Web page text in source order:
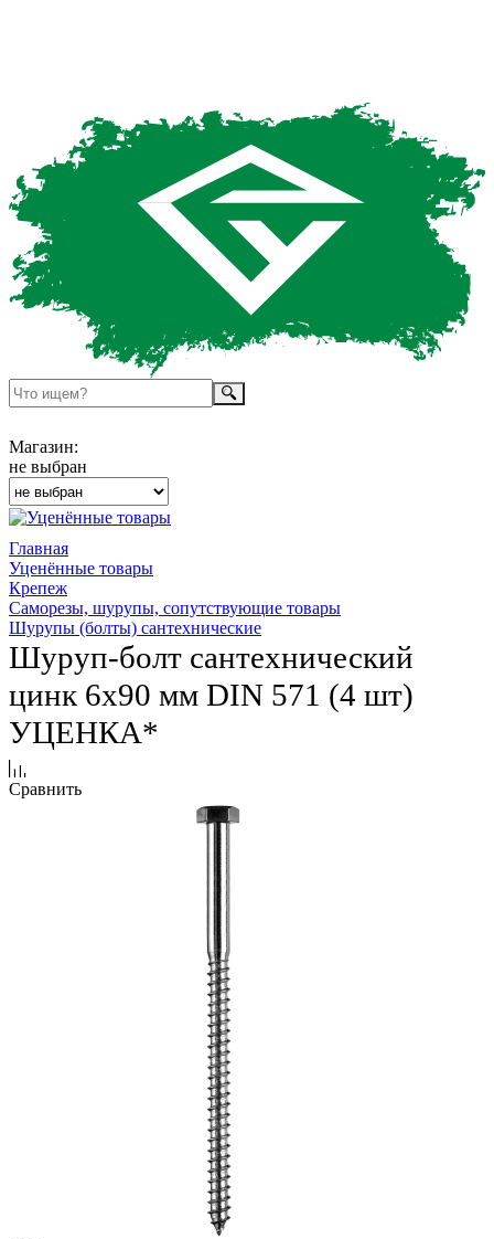
Магазин:
не выбран
Главная
Уценённые товары
Крепеж
Саморезы, шурупы, сопутствующие товары
Шурупы (болты) сантехнические
Шуруп-болт сантехнический
цинк 6х90 мм DIN 571 (4 шт)
УЦЕНКА*
Сравнить